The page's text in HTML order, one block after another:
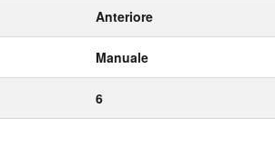
Anteriore
Manuale
6